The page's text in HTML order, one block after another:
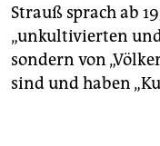
Strauß sprach ab
„unkultivierten
sondern von
sind und haben